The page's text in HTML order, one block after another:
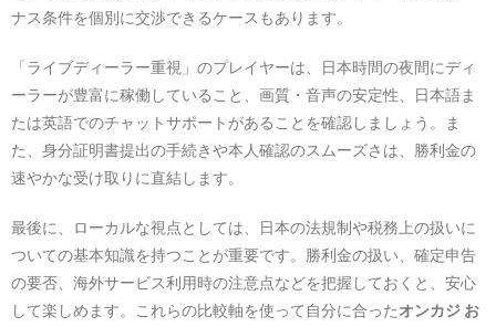
ナス条件を個別に交渉できるケースもあります。
「ライブディーラー重視」のプレイヤーは、日本時間の夜間にディ
ーラーが豊富に稼働していること、画質・音声の安定性、日本語ま
たは英語でのチャットサポートがあることを確認しましょう。ま
た、身分証明書提出の手続きや本人確認のスムーズさは、勝利金の
速やかな受け取りに直結します。
最後に、ローカルな視点としては、日本の法規制や税務上の扱いに
ついての基本知識を持つことが重要です。勝利金の扱い、確定申告
の要否、海外サービス利用時の注意点などを把握しておくと、安心
して楽しめます。これらの比較軸を使って自分に合ったオンカジ お